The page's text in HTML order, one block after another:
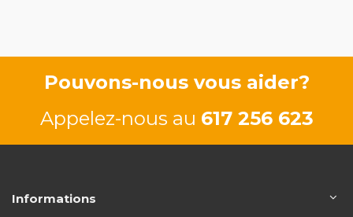
Pouvons-nous vous aider?
Appelez-nous au 617 256 623
Informations